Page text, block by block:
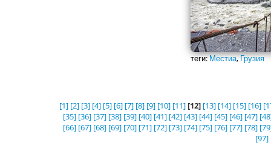
теги:Местиа,Грузия
[1] [2] [3] [4] [5] [6] [7] [8] [9] [10] [11] [12] [13] [14] [15] [16]
[35] [36] [37] [38] [39] [40] [41] [42] [43] [44] [45] [46] [47]
[66] [67] [68] [69] [70] [71] [72] [73] [74] [75] [76] [77] [78]
[97]